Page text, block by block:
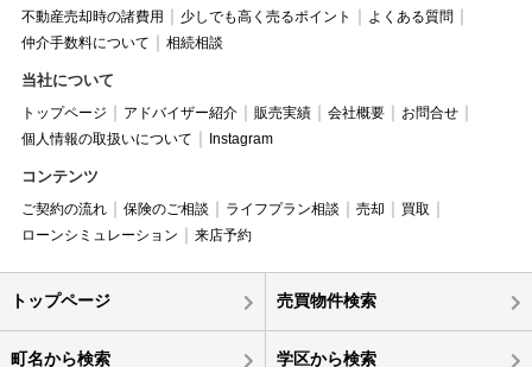
不動産売却時の諸費用
少しでも高く売るポイント
よくある質問
仲介手数料について
相続相談
当社について
トップページ アドバイザー紹介 販売実績 会社概要
お問合せ
個人情報の取扱いについて
Instagram
コンテンツ
ご契約の流れ 保険のご相談 ライフプラン相談 売却
買取
ローンシミュレーション
来店予約
トップページ 売買物件検索
町名から検索 学区から検索